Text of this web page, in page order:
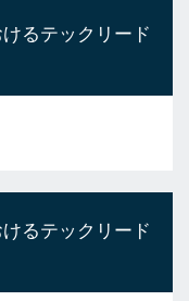
るテックリード
るテックリード